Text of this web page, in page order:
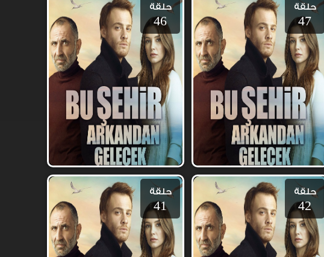
حلقة
47
حلقة
46
حلقة
42
حلقة
41